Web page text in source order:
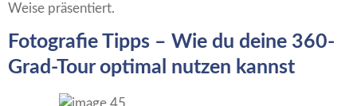
Weise präsentiert.
Fotografie Tipps – Wie du deine 360-
Grad-Tour optimal nutzen kannst